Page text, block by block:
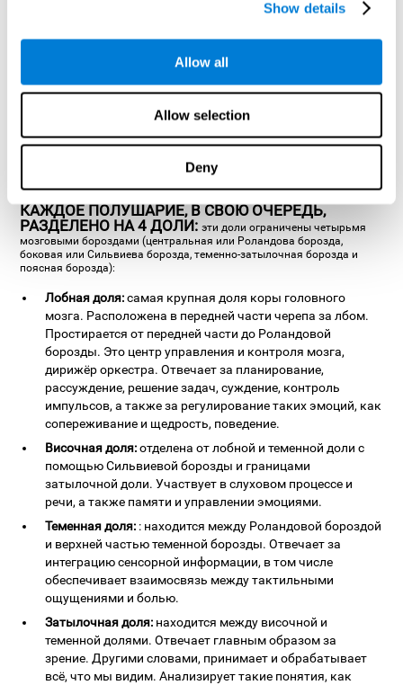
Show details
Allow all
Allow selection
Deny
КОРА ГОЛОВНОГО МОЗГА:тонкий слой серого вещества,
придающие мозгу характерный вид. Извилины разделены между
собой канавками и мозговыми бороздами, самые глубокие из
которых называются щелями. Кора подразделяется на два
соединённые между собой мозолистым телом, с помощью которого
информация передаётся из одного полушария в другое. Каждое
полушарие контролирует одну сторону тела, при этом контроль
ассиметричен: левое полушарие контролирует правую сторону, а
правое - левую сторону тела. Этот феномен называется
латерализация головного мозга.
КАЖДОЕ ПОЛУШАРИЕ, В СВОЮ ОЧЕРЕДЬ,
РАЗДЕЛЕНО НА 4 ДОЛИ:эти доли ограничены четырьмя
мозговыми бороздами (центральная или Роландова борозда,
боковая или Сильвиева борозда, теменно-затылочная борозда и
поясная борозда):
Лобная доля:самая крупная доля коры головного
мозга. Расположена в передней части черепа за лбом.
Простирается от передней части до Роландовой
борозды. Это центр управления и контроля мозга,
дирижёр оркестра. Отвечает за планирование,
рассуждение, решение задач, суждение, контроль
импульсов, а также за регулирование таких эмоций, как
сопереживание и щедрость, поведение.
Височная доля:отделена от лобной и теменной доли с
помощью Сильвиевой борозды и границами
затылочной доли. Участвует в слуховом процессе и
речи, а также памяти и управлении эмоциями.
Теменная доля: : находится между Роландовой бороздой
и верхней частью теменной борозды. Отвечает за
интеграцию сенсорной информации, в том числе
обеспечивает взаимосвязь между тактильными
ощущениями и болью.
Затылочная доля: находится между височной и
теменной долями. Отвечает главным образом за
зрение. Другими словами, принимает и обрабатывает
всё, что мы видим. Анализирует такие понятия, как